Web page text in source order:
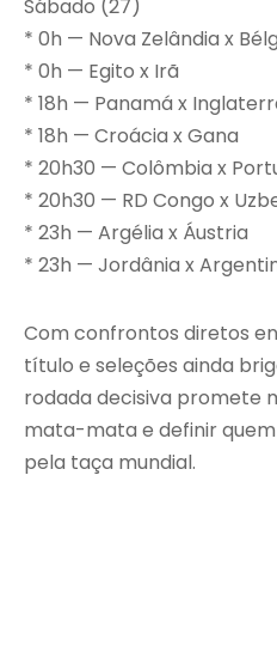
Sábado (27)
* 0h — Nova Zelândia x
* 0h — Egito x Irã
* 18h — Panamá x
* 18h — Croácia x Gana
* 20h30 — Colômbia x
* 20h30 — RD Congo x
* 23h — Argélia x Áustria
* 23h — Jordânia x
Com confrontos diretos
título e seleções ainda
rodada decisiva promete
mata-mata e definir
pela taça mundial.